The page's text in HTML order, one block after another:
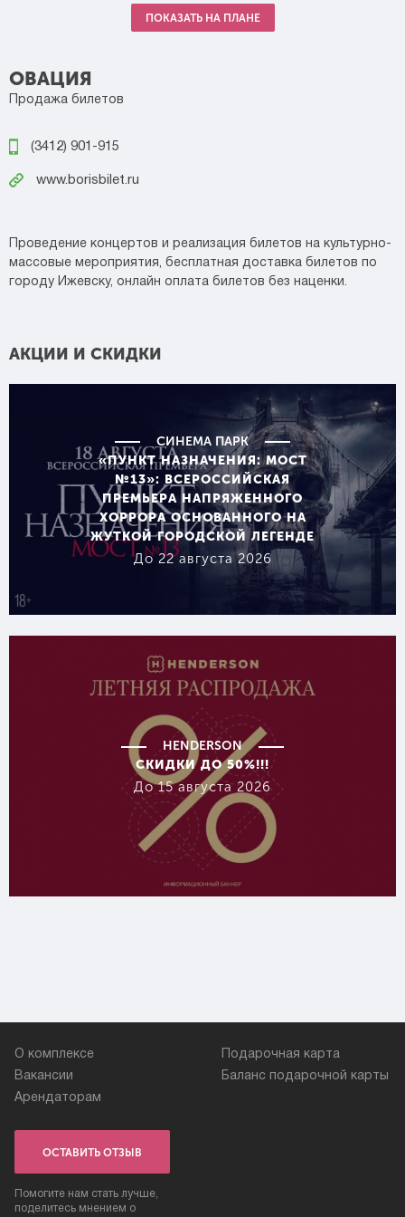
ПОКАЗАТЬ НА ПЛАНЕ
ОВАЦИЯ
Продажа билетов
(3412) 901-915
www.borisbilet.ru
Проведение концертов и реализация билетов на культурно-
массовые мероприятия, бесплатная доставка билетов по
городу Ижевску, онлайн оплата билетов без наценки.
АКЦИИ И СКИДКИ
СИНЕМА ПАРК
«ПУНКТ НАЗНАЧЕНИЯ: МОСТ
№13»: ВСЕРОССИЙСКАЯ
ПРЕМЬЕРА НАПРЯЖЕННОГО
ХОРРОРА ОСНОВАННОГО НА
ЖУТКОЙ ГОРОДСКОЙ ЛЕГЕНДЕ
До 22 августа 2026
HENDERSON
СКИДКИ ДО 50%!!!
До 15 августа 2026
О комплексе
Вакансии
Арендаторам
Подарочная карта
Баланс подарочной карты
ОСТАВИТЬ ОТЗЫВ
Помогите нам стать лучше,
поделитесь мнением о